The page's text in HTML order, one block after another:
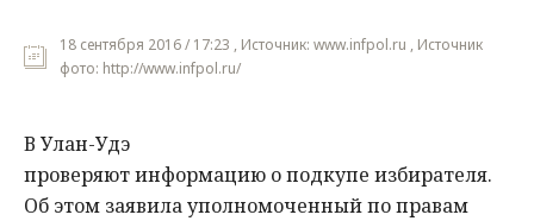
18 сентября 2016 / 17:23 , Источник: www.infpol.ru , Источник
фото: http://www.infpol.ru/
В Улан-Удэ
проверяютинформацию оподкупе избирателя.
Об этом заявилауполномоченныйпоправам